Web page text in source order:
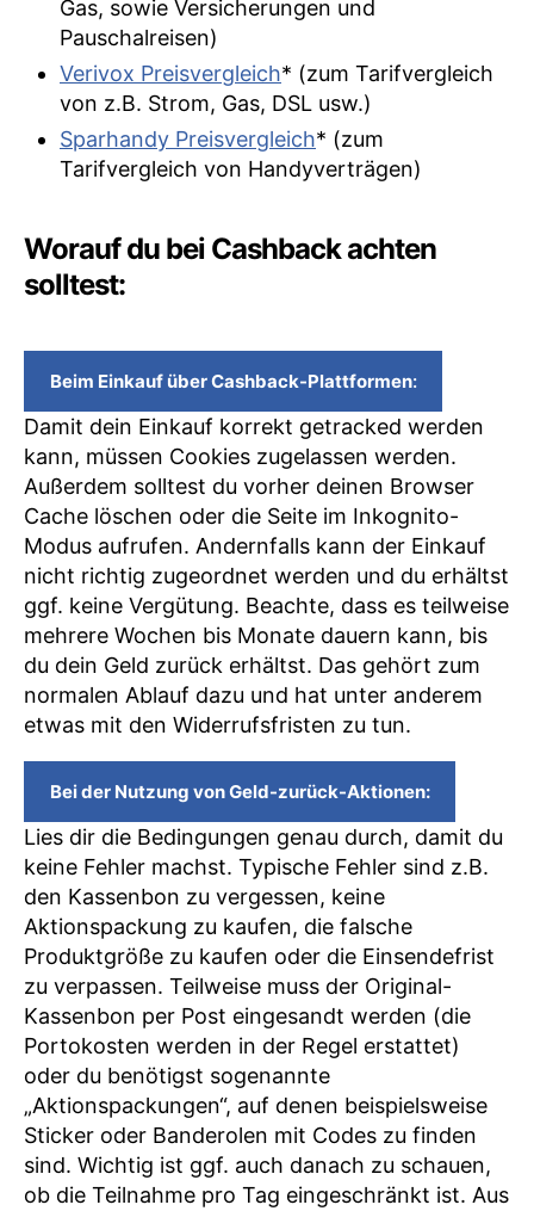
Gas, sowie Versicherungen und
Pauschalreisen)
Verivox Preisvergleich* (zum Tarifvergleich
von z.B. Strom, Gas, DSL usw.)
Sparhandy Preisvergleich* (zum
Tarifvergleich von Handyverträgen)
Worauf du bei Cashback achten
solltest:
Beim Einkauf über Cashback-Plattformen:
Damit dein Einkauf korrekt getracked werden
kann, müssen Cookies zugelassen werden.
Außerdem solltest du vorher deinen Browser
Cache löschen oder die Seite im Inkognito-
Modus aufrufen. Andernfalls kann der Einkauf
nicht richtig zugeordnet werden und du erhältst
ggf. keine Vergütung. Beachte, dass es teilweise
mehrere Wochen bis Monate dauern kann, bis
du dein Geld zurück erhältst. Das gehört zum
normalen Ablauf dazu und hat unter anderem
etwas mit den Widerrufsfristen zu tun.
Bei der Nutzung von Geld-zurück-Aktionen:
Lies dir die Bedingungen genau durch, damit du
keine Fehler machst. Typische Fehler sind z.B.
den Kassenbon zu vergessen, keine
Aktionspackung zu kaufen, die falsche
Produktgröße zu kaufen oder die Einsendefrist
zu verpassen. Teilweise muss der Original-
Kassenbon per Post eingesandt werden (die
Portokosten werden in der Regel erstattet)
oder du benötigst sogenannte
„Aktionspackungen“, auf denen beispielsweise
Sticker oder Banderolen mit Codes zu finden
sind. Wichtig ist ggf. auch danach zu schauen,
ob die Teilnahme pro Tag eingeschränkt ist. Aus